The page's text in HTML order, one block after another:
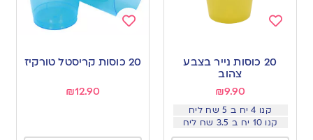
20 כוסות נייר בצבע
צהוב
₪9.90
קנו 4 יח ב 5 שח ליח
קנו 10 יח ב 3.5 שח ליח
to
20 כוסות קריסטל טורקיז
₪12.90